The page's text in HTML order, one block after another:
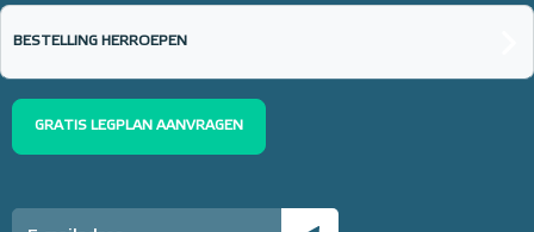
BESTELLING HERROEPEN
GRATIS LEGPLAN AANVRAGEN